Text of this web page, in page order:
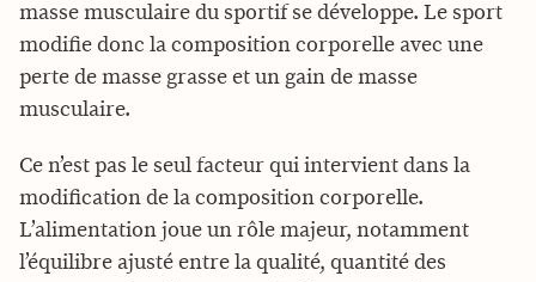
masse musculaire du sportif se développe. Le sport
modifie donc la composition corporelle avec une
perte de masse grasse et un gain de masse
musculaire.
Ce n’est pas le seul facteur qui intervient dans la
modification de la composition corporelle.
L’alimentation joue un rôle majeur, notamment
l’équilibre ajusté entre la qualité, quantité des